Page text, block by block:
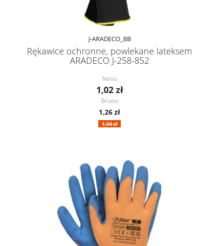
J-ARADECO_BB
Rękawice ochronne, powlekane lateksem
ARADECO J-258-852
Netto
1,02 zł
Brutto
1,26 zł
1,34 zł